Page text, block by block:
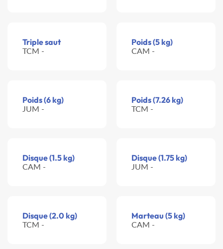
Triple saut
TCM -
Poids (5 kg)
CAM -
Poids (6 kg)
JUM -
Poids (7.26 kg)
TCM -
Disque (1.5 kg)
CAM -
Disque (1.75 kg)
JUM -
Disque (2.0 kg)
TCM -
Marteau (5 kg)
CAM -